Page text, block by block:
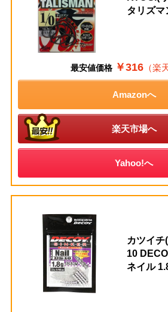
タリズマ
最安値価格 ￥316 （楽
Amazonへ
楽天市場へ
Yahoo!へ
カツイ
10
ネイル